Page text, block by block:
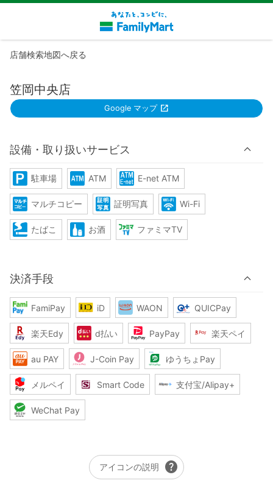
店舗検索地図へ戻る
笠岡中央店
Google マップ
設備・取り扱いサービス
駐車場 ATM E-net ATM
マルチコピー 証明写真 Wi-Fi
たばこ お酒 ファミマTV
決済手段
FamiPay iD WAON QUICPay
楽天Edy d払い PayPay 楽天ペイ
au PAY J-Coin Pay ゆうちょPay
メルペイ Smart Code 支付宝/Alipay+
WeChat Pay
アイコンの説明 help